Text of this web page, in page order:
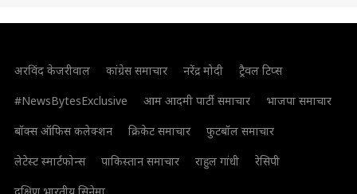
अरविंद केजरीवाल कांग्रेस समाचार नरेंद्र मोदी
ट्रैवल टिप्स
#NewsBytesExclusive
आम आदमी पार्टी समाचार
भाजपा समाचार
बॉक्स ऑफिस कलेक्शन
क्रिकेट समाचार
फुटबॉल समाचार
लेटेस्ट स्मार्टफोन्स
पाकिस्तान समाचार राहुल गांधी
रेसिपी